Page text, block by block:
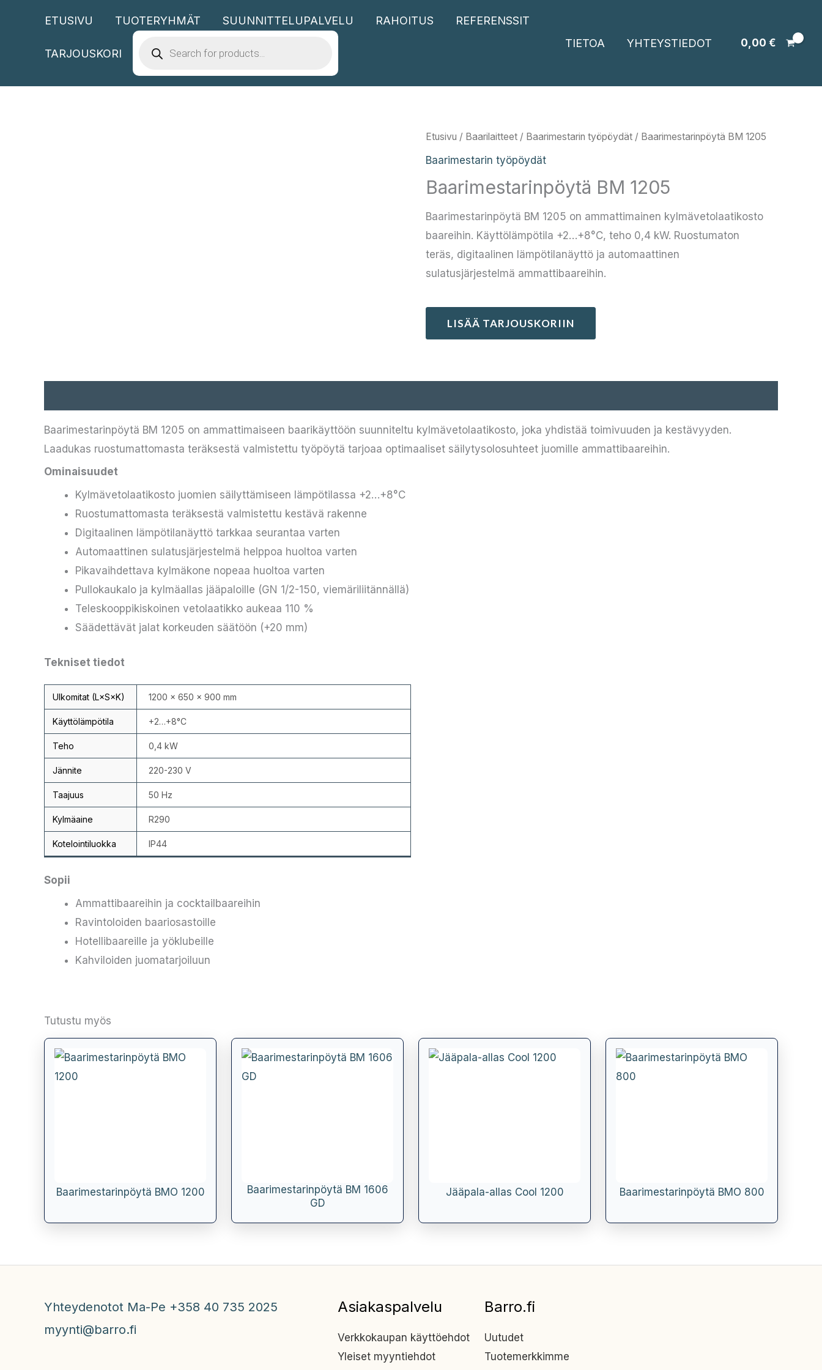
ETUSIVU TUOTERYHMÄT SUUNNITTELUPALVELU RAHOITUS REFERENSSIT
TARJOUSKORI
SEARCH
TIETOA YHTEYSTIEDOT 0,00 €
Etusivu / Baarilaitteet / Baarimestarin työpöydät / Baarimestarinpöytä BM 1205
Baarimestarin työpöydät
Baarimestarinpöytä BM 1205
Baarimestarinpöytä BM 1205 on ammattimainen kylmävetolaatikosto
baareihin. Käyttölämpötila +2…+8°C, teho 0,4 kW. Ruostumaton
teräs, digitaalinen lämpötilanäyttö ja automaattinen
sulatusjärjestelmä ammattibaareihin.
LISÄÄ TARJOUSKORIIN
Baarimestarinpöytä BM 1205 on ammattimaiseen baarikäyttöön suunniteltu kylmävetolaatikosto, joka yhdistää toimivuuden ja kestävyyden.
Laadukas ruostumattomasta teräksestä valmistettu työpöytä tarjoaa optimaaliset säilytysolosuhteet juomille ammattibaareihin.
Ominaisuudet
Kylmävetolaatikosto juomien säilyttämiseen lämpötilassa +2…+8°C
Ruostumattomasta teräksestä valmistettu kestävä rakenne
Digitaalinen lämpötilanäyttö tarkkaa seurantaa varten
Automaattinen sulatusjärjestelmä helppoa huoltoa varten
Pikavaihdettava kylmäkone nopeaa huoltoa varten
Pullokaukalo ja kylmäallas jääpaloille (GN 1/2-150, viemäriliitännällä)
Teleskooppikiskoinen vetolaatikko aukeaa 110 %
Säädettävät jalat korkeuden säätöön (+20 mm)
Tekniset tiedot
Ulkomitat (L×S×K) 1200 × 650 × 900 mm
Käyttölämpötila +2…+8°C
Teho 0,4 kW
Jännite 220-230 V
Taajuus 50 Hz
Kylmäaine R290
Kotelointiluokka IP44
Sopii
Ammattibaareihin ja cocktailbaareihin
Ravintoloiden baariosastoille
Hotellibaareille ja yöklubeille
Kahviloiden juomatarjoiluun
Tutustu myös
Baarimestarinpöytä BMO 1200
Baarimestarinpöytä BM 1606
GD
Jääpala-allas Cool 1200 Baarimestarinpöytä BMO 800
Yhteydenotot Ma-Pe +358 40 735 2025
myynti@barro.fi
Asiakaspalvelu
Verkkokaupan käyttöehdot
Yleiset myyntiehdot
Barro.fi
Uutudet
Tuotemerkkimme